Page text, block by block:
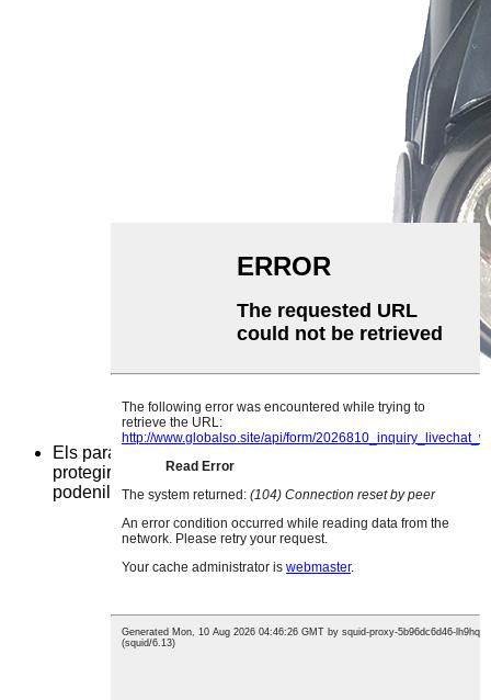
Els paraigües multifuncionals no només us poden
protegir en dies de pluja, sinó que també
podenil·luminar. És molt convenient.